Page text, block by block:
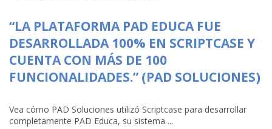
“LA PLATAFORMA PAD EDUCA FUE
DESARROLLADA 100% EN SCRIPTCASE Y
CUENTA CON MÁS DE 100
FUNCIONALIDADES.” (PAD SOLUCIONES)
Vea cómo PAD Soluciones utilizó Scriptcase para desarrollar
completamente PAD Educa, su sistema ...